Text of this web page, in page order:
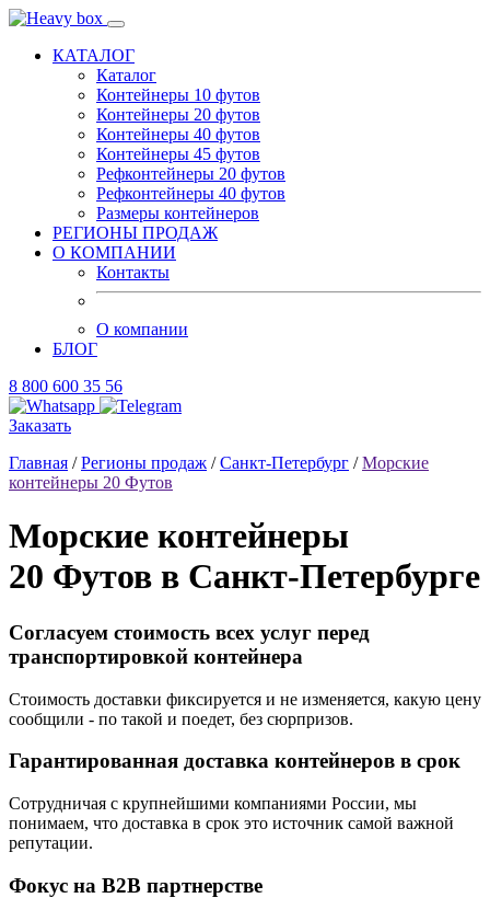
КАТАЛОГ
Каталог
Контейнеры 10 футов
Контейнеры 20 футов
Контейнеры 40 футов
Контейнеры 45 футов
Рефконтейнеры 20 футов
Рефконтейнеры 40 футов
Размеры контейнеров
РЕГИОНЫ ПРОДАЖ
О КОМПАНИИ
Контакты
О компании
БЛОГ
8 800 600 35 56
Заказать
Главная /Регионы продаж /Санкт-Петербург /Морские
контейнеры 20 Футов
Морские контейнеры
20 Футов в Санкт-Петербурге
Согласуем стоимость всех услуг перед
транспортировкой контейнера
Стоимость доставки фиксируется и не изменяется, какую цену
сообщили - по такой и поедет, без сюрпризов.
Гарантированная доставка контейнеров в срок
Сотрудничая с крупнейшими компаниями России, мы
понимаем, что доставка в срок это источник самой важной
репутации.
Фокус на B2B партнерстве